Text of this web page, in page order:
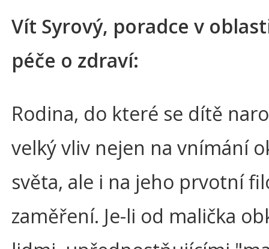
Vít Syrový, poradce v
péče o zdraví:
Rodina, do které se dítě
velký vliv nejen na vnímání
světa, ale i na jeho prvotní
zaměření. Je-li od malička